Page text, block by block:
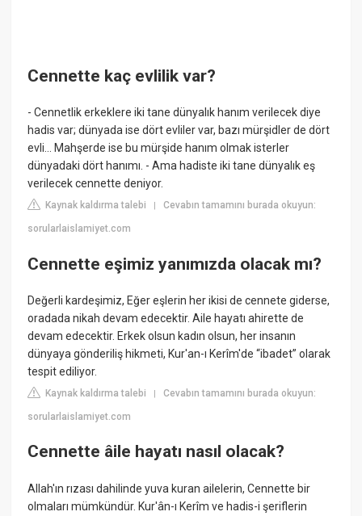
Cennette kaç evlilik var?
- Cennetlik erkeklere iki tane dünyalık hanım verilecek diye
hadis var; dünyada ise dört evliler var, bazı mürşidler de dört
evli... Mahşerde ise bu mürşide hanım olmak isterler
dünyadaki dört hanımı. - Ama hadiste iki tane dünyalık eş
verilecek cennette deniyor.
Kaynak kaldırma talebi |Cevabın tamamını burada okuyun:
sorularlaislamiyet.com
Cennette eşimiz yanımızda olacak mı?
Değerli kardeşimiz, Eğer eşlerin her ikisi de cennete giderse,
oradada nikah devam edecektir. Aile hayatı ahirette de
devam edecektir. Erkek olsun kadın olsun, her insanın
dünyaya gönderiliş hikmeti, Kur'an-ı Kerîm'de “ibadet” olarak
tespit ediliyor.
Kaynak kaldırma talebi |Cevabın tamamını burada okuyun:
sorularlaislamiyet.com
Cennette âile hayatı nasıl olacak?
Allah'ın rızası dahilinde yuva kuran ailelerin, Cennette bir
olmaları mümkündür. Kur'ân-ı Kerîm ve hadis-i şeriflerin